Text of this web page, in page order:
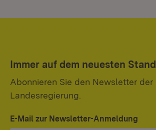
Immer auf dem neuesten Stand
Abonnieren Sie den Newsletter der
Landesregierung.
E-Mail zur Newsletter-Anmeldung